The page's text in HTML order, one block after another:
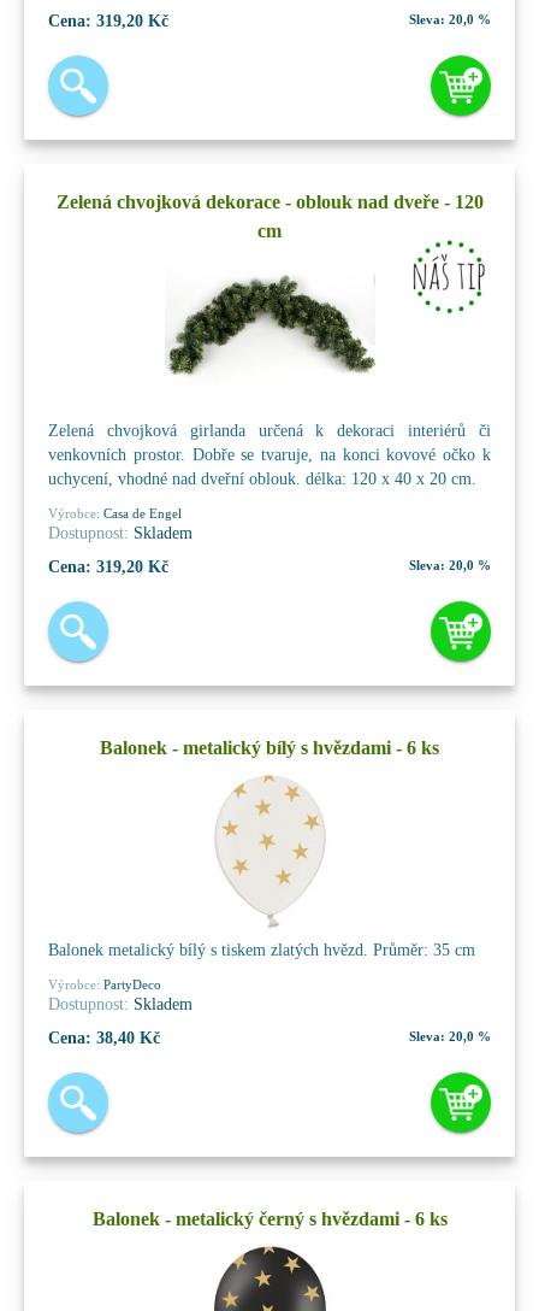
Cena: 319,20 Kč Sleva: 20,0 %
Zelená chvojková dekorace - oblouk nad dveře - 120
cm
Zelená chvojková girlanda určená k dekoraci interiérů či
venkovních prostor. Dobře se tvaruje, na konci kovové očko k
uchycení, vhodné nad dveřní oblouk. délka: 120 x 40 x 20 cm.
Výrobce: Casa de Engel
Dostupnost: Skladem
Cena: 319,20 Kč Sleva: 20,0 %
Balonek - metalický bílý s hvězdami - 6 ks
Balonek metalický bílý s tiskem zlatých hvězd. Průměr: 35 cm
Výrobce: PartyDeco
Dostupnost: Skladem
Cena: 38,40 Kč Sleva: 20,0 %
Balonek - metalický černý s hvězdami - 6 ks